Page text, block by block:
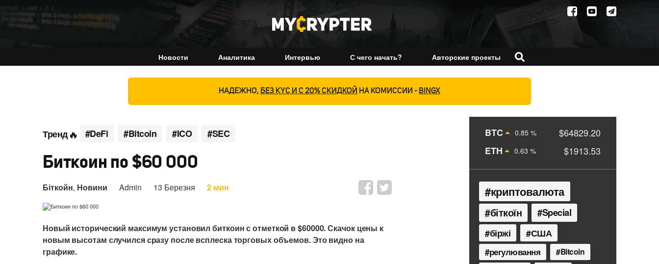
Новости Аналитика Интервью С чего начать? Авторские проекты
НАДЕЖНО, БЕЗ KYC И С 20% СКИДКОЙ НА КОМИССИИ - BINGX
Тренд #DeFi #Bitcoin #ICO #SEC
Биткоин по $60 000
Біткойн, Новини Admin 13 Березня 2 мин
Новый исторический максимум установил биткоин с отметкой в $60000. Скачок цены к
новым высотам случился сразу после всплеска торговых объемов. Это видно на
графике.
BTC 0.85 %
$64829.20
ETH
0.63 % $1913.53
криптовалюта
біткоїн Special
біржі США
регулювання Bitcoin